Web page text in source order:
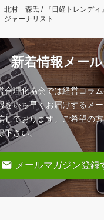
北村 森氏 / 『日経トレンディ
ジャーナリスト
新着情報メール
合理化協会では経営コラ
をいち早くお届けするメ
しております。ご希望の
下さい。
email メールマガジン登録